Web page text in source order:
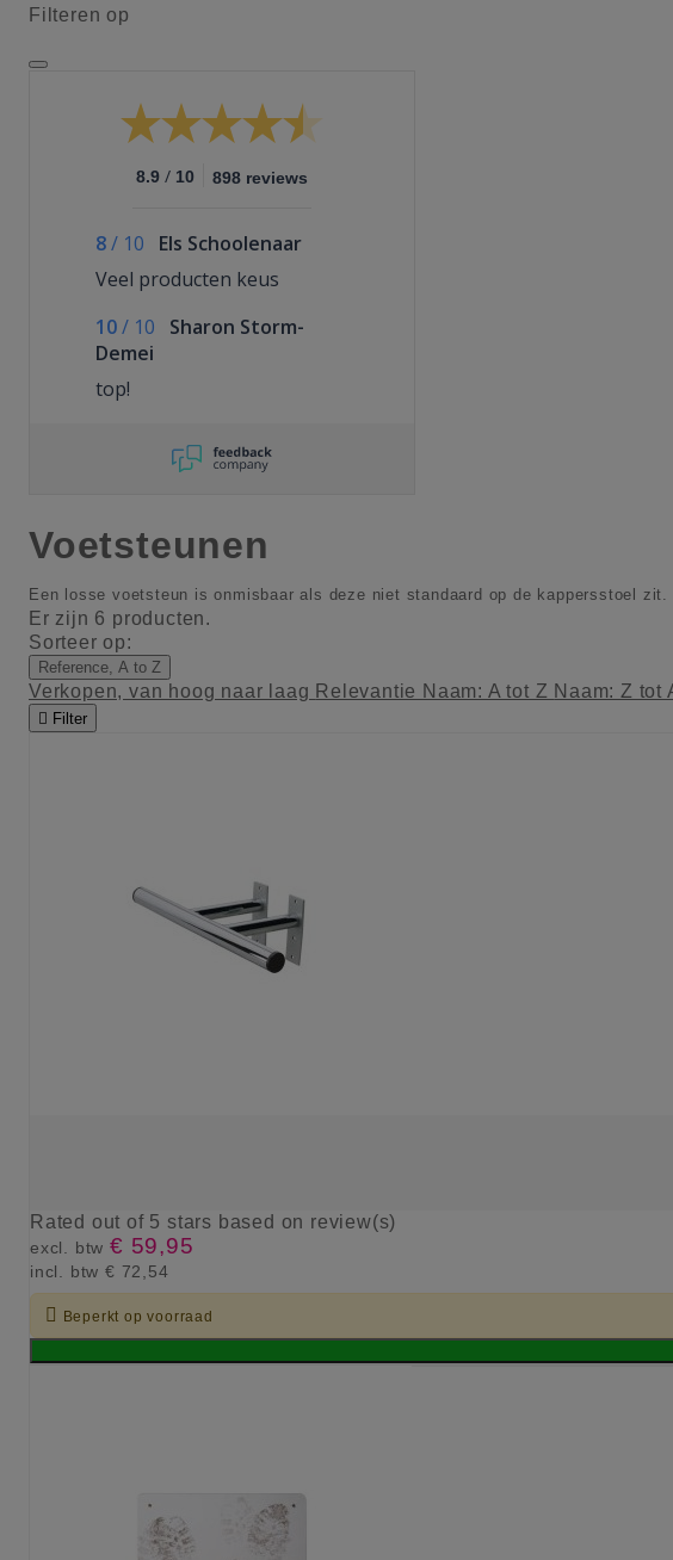
Filteren op
8.9 / 10 898 reviews
8/ 10
Els Schoolenaar
Veel producten keus
10/ 10
Sharon Storm-
Demei
top!
Voetsteunen
Een losse voetsteun is onmisbaar als deze niet standaard op de kappersstoel
Er zijn 6 producten.
Sorteer op:
Reference, A to Z
Verkopen, van hoog naar laag Relevantie Naam: A tot Z Naam: Z tot
 Filter
Rated out of 5 stars based on review(s)
excl. btw € 59,95
incl. btw € 72,54
 Beperkt op voorraad